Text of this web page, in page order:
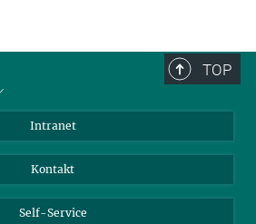
TOP
Intranet
Kontakt
Self-Service